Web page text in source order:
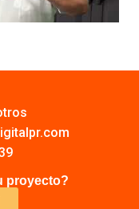
proyecto?